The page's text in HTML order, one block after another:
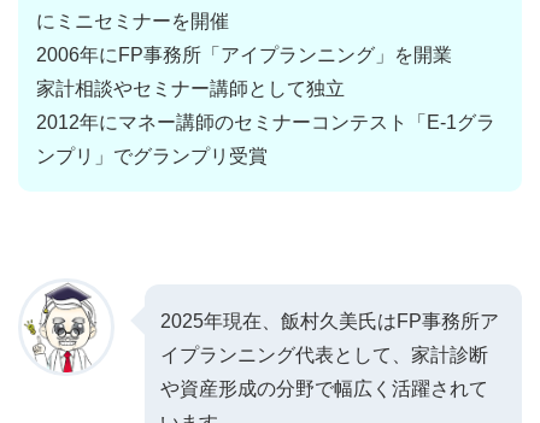
にミニセミナーを開催
2006年にFP事務所「アイプランニング」を開業
家計相談やセミナー講師として独立
2012年にマネー講師のセミナーコンテスト「E-1グラ
ンプリ」でグランプリ受賞
2025年現在、飯村久美氏はFP事務所ア
イプランニング代表として、家計診断
や資産形成の分野で幅広く活躍されて